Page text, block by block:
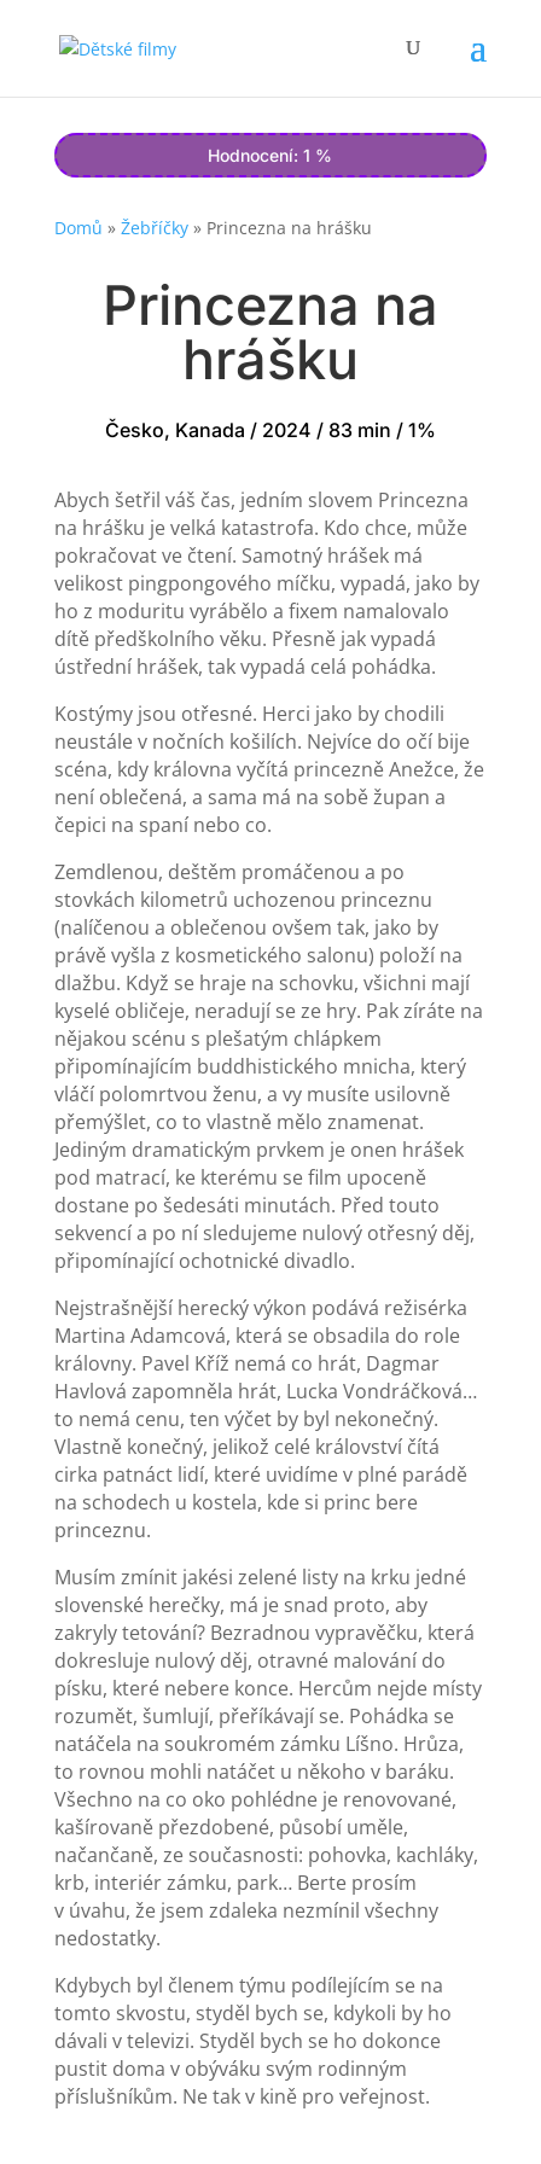
Hodnocení: 1 %
Domů » Žebříčky» Princezna na hrášku
Princezna na
hrášku
Česko, Kanada / 2024 / 83 min / 1%
Abych šetřil váš čas, jedním slovem Princezna
na hrášku je velká katastrofa. Kdo chce, může
pokračovat ve čtení. Samotný hrášek má
velikost pingpongového míčku, vypadá, jako by
ho z moduritu vyrábělo a fixem namalovalo
dítě předškolního věku. Přesně jak vypadá
ústřední hrášek, tak vypadá celá pohádka.
Kostýmy jsou otřesné. Herci jako by chodili
neustále v nočních košilích. Nejvíce do očí bije
scéna, kdy královna vyčítá princezně Anežce, že
není oblečená, a sama má na sobě župan a
čepici na spaní nebo co.
Zemdlenou, deštěm promáčenou a po
stovkách kilometrů uchozenou princeznu
(nalíčenou a oblečenou ovšem tak, jako by
právě vyšla z kosmetického salonu) položí na
dlažbu. Když se hraje na schovku, všichni mají
kyselé obličeje, neradují se ze hry. Pak zíráte na
nějakou scénu s plešatým chlápkem
připomínajícím buddhistického mnicha, který
vláčí polomrtvou ženu, a vy musíte usilovně
přemýšlet, co to vlastně mělo znamenat.
Jediným dramatickým prvkem je onen hrášek
pod matrací, ke kterému se film upoceně
dostane po šedesáti minutách. Před touto
sekvencí a po ní sledujeme nulový otřesný děj,
připomínající ochotnické divadlo.
Nejstrašnější herecký výkon podává režisérka
Martina Adamcová, která se obsadila do role
královny. Pavel Kříž nemá co hrát, Dagmar
Havlová zapomněla hrát, Lucka Vondráčková…
to nemá cenu, ten výčet by byl nekonečný.
Vlastně konečný, jelikož celé království čítá
cirka patnáct lidí, které uvidíme v plné parádě
na schodech u kostela, kde si princ bere
princeznu.
Musím zmínit jakési zelené listy na krku jedné
slovenské herečky, má je snad proto, aby
zakryly tetování? Bezradnou vypravěčku, která
dokresluje nulový děj, otravné malování do
písku, které nebere konce. Hercům nejde místy
rozumět, šumlují, přeříkávají se. Pohádka se
natáčela na soukromém zámku Líšno. Hrůza,
to rovnou mohli natáčet u někoho v baráku.
Všechno na co oko pohlédne je renovované,
kašírovaně přezdobené, působí uměle,
načančaně, ze současnosti: pohovka, kachláky,
krb, interiér zámku, park… Berte prosím
v úvahu, že jsem zdaleka nezmínil všechny
nedostatky.
Kdybych byl členem týmu podílejícím se na
tomto skvostu, styděl bych se, kdykoli by ho
dávali v televizi. Styděl bych se ho dokonce
pustit doma v obýváku svým rodinným
příslušníkům. Ne tak v kině pro veřejnost.